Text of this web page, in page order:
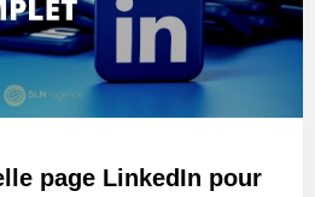
page LinkedIn pour